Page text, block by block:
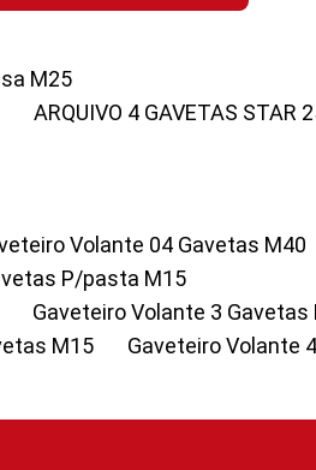
M25
ARQUIVO 4 GAVETAS STAR
Volante 04 Gavetas M40
P/pasta M15
Gaveteiro Volante 3 Gavetas
M15
Gaveteiro Volante